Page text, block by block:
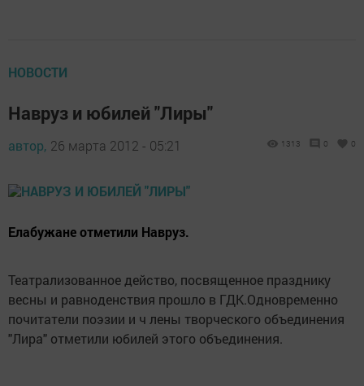
НОВОСТИ
Навруз и юбилей "Лиры"
автор, 26 марта 2012 - 05:21 1313 0 0
Елабужане отметили Навруз.
Театрализованное действо, посвященное празднику
весны и равноденствия прошло в ГДК.Одновременно
почитатели поэзии и ч лены творческого объединения
"Лира" отметили юбилей этого объединения.